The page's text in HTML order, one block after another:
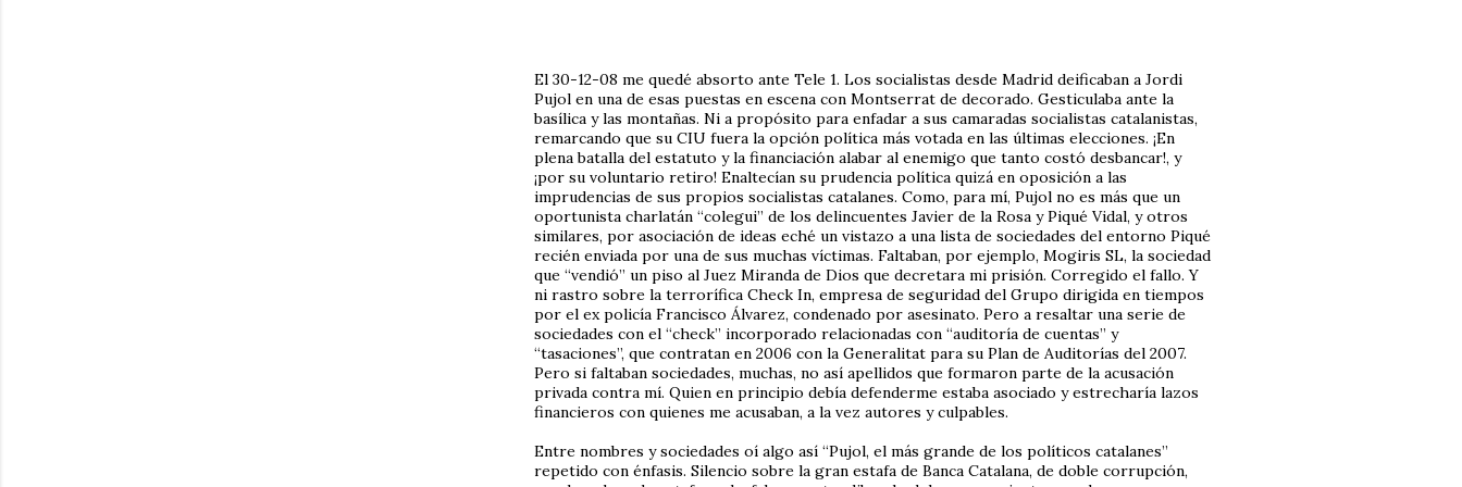
El 30-12-08 me quedé absorto ante Tele 1. Los socialistas desde Madrid deificaban a Jordi
Pujol en una de esas puestas en escena con Montserrat de decorado. Gesticulaba ante la
basílica y las montañas. Ni a propósito para enfadar a sus camaradas socialistas catalanistas,
remarcando que su CIU fuera la opción política más votada en las últimas elecciones. ¡En
plena batalla del estatuto y la financiación alabar al enemigo que tanto costó desbancar!, y
¡por su voluntario retiro! Enaltecían su prudencia política quizá en oposición a las
imprudencias de sus propios socialistas catalanes. Como, para mí, Pujol no es más que un
oportunista charlatán “colegui” de los delincuentes Javier de la Rosa y Piqué Vidal, y otros
similares, por asociación de ideas eché un vistazo a una lista de sociedades del entorno Piqué
recién enviada por una de sus muchas víctimas. Faltaban, por ejemplo, Mogiris SL, la sociedad
que “vendió” un piso al Juez Miranda de Dios que decretara mi prisión. Corregido el fallo. Y
ni rastro sobre la terrorífica Check In, empresa de seguridad del Grupo dirigida en tiempos
por el ex policía Francisco Álvarez, condenado por asesinato. Pero a resaltar una serie de
sociedades con el “check” incorporado relacionadas con “auditoría de cuentas” y
“tasaciones”, que contratan en 2006 con la Generalitat para su Plan de Auditorías del 2007.
Pero si faltaban sociedades, muchas, no así apellidos que formaron parte de la acusación
privada contra mí. Quien en principio debía defenderme estaba asociado y estrecharía lazos
financieros con quienes me acusaban, a la vez autores y culpables.
Entre nombres y sociedades oí algo así “Pujol, el más grande de los políticos catalanes”
repetido con énfasis. Silencio sobre la gran estafa de Banca Catalana, de doble corrupción,